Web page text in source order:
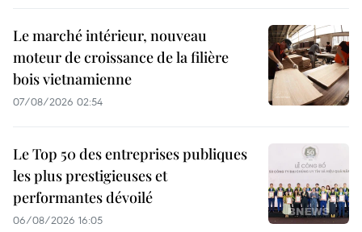
Le marché intérieur, nouveau
moteur de croissance de la filière
bois vietnamienne
07/08/2026 02:54
Le Top 50 des entreprises publiques
les plus prestigieuses et
performantes dévoilé
06/08/2026 16:05